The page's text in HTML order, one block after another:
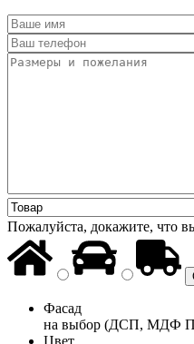
Пожалуйста, докажите, что
Фасад
на выбор (ДСП, МДФ
Цвет